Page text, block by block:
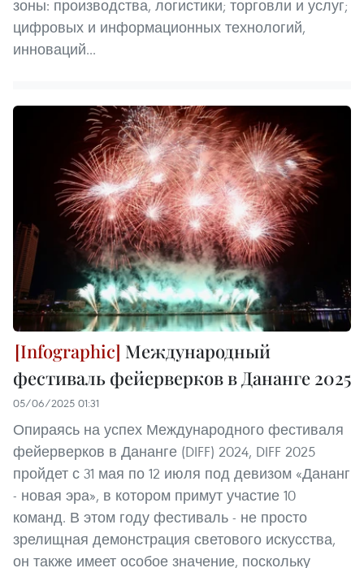
зоны: производства, логистики; торговли и услуг;
цифровых и информационных технологий,
инноваций...
Международный
фестиваль фейерверков в Дананге 2025
05/06/2025 01:31
Опираясь на успех Международного фестиваля
фейерверков в Дананге (DIFF) 2024, DIFF 2025
пройдет с 31 мая по 12 июля под девизом «Дананг
- новая эра», в котором примут участие 10
команд. В этом году фестиваль - не просто
зрелищная демонстрация светового искусства,
он также имеет особое значение, поскольку